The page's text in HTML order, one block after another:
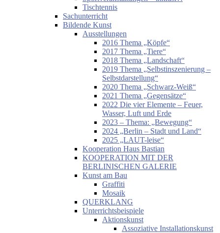
Tischtennis
Sachunterricht
Bildende Kunst
Ausstellungen
2016 Thema „Köpfe“
2017 Thema „Tiere“
2018 Thema „Landschaft“
2019 Thema „Selbstinszenierung –
Selbstdarstellung“
2020 Thema „Schwarz-Weiß“
2021 Thema „Gegensätze“
2022 Die vier Elemente – Feuer,
Wasser, Luft und Erde
2023 – Thema: „Bewegung“
2024 „Berlin – Stadt und Land“
2025 „LAUT-leise“
Kooperation Haus Bastian
KOOPERATION MIT DER
BERLINISCHEN GALERIE
Kunst am Bau
Graffiti
Mosaik
QUERKLANG
Unterrichtsbeispiele
Aktionskunst
Assoziative Installationskunst